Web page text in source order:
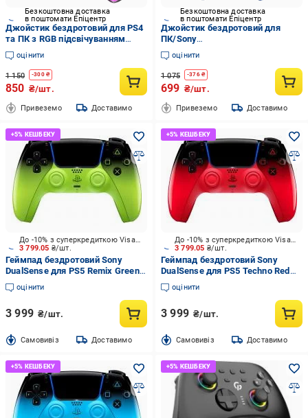
Безкоштовна доставка
в поштомати Епіцентр
Джойстик бездротовий для PS4
та ПК з RGB підсвічуванням
Прозорий (19480580)
оцінити
1 150 -300₴
850 ₴/шт.
Привеземо Доставимо
Безкоштовна доставка
в поштомати Епіцентр
Джойстик бездротовий для
ПК/Sony
PlayStation/Nintendo/Switch/
смартфона Чорний (29544715)
оцінити
1 075 -376₴
699 ₴/шт.
Привеземо Доставимо
3 799.05 ₴/шт.
До -10% з суперкредиткою Visa Вигода
Геймпад бездротовий Sony
DualSense для PS5 Remix Green
(1000048532)
оцінити
3 999 ₴/шт.
Cамовивіз Доставимо
3 799.05 ₴/шт.
До -10% з суперкредиткою Visa Вигода
Геймпад бездротовий Sony
DualSense для PS5 Techno Red
(1000048516)
оцінити
3 999 ₴/шт.
Cамовивіз Доставимо